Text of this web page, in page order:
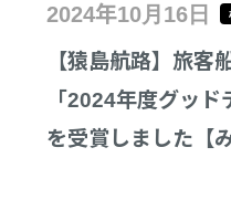
2024年10月16日
【猿島航路】旅客
「2024年度グッド
を受賞しました【